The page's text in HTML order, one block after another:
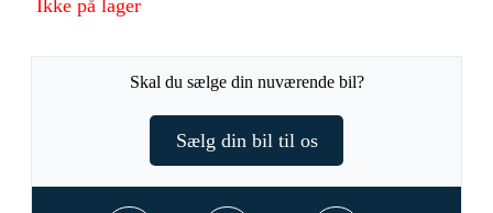
Ikke på lager
Skal du sælge din nuværende bil?
Sælg din bil til os